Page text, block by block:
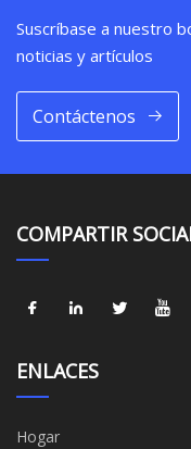
Suscríbase a nuestro
noticias y artículos
Contáctenos
COMPARTIR
ENLACES
Hogar